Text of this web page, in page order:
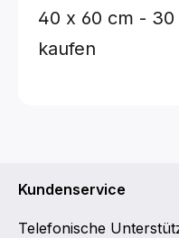
40 x 60 cm - 30
kaufen
Kundenservice
Telefonische